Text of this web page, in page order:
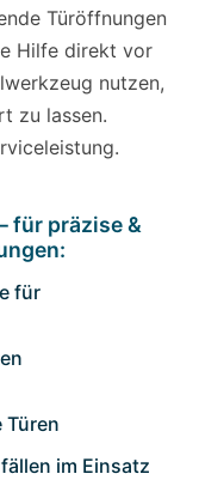
Türöffnungen
Hilfe direkt vor
nutzen,
zu lassen.
für präzise &
für
im Einsatz